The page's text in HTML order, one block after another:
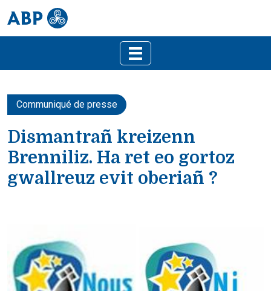
Communiqué de presse
Dismantrañ kreizenn
Brenniliz. Ha ret eo gortoz
gwallreuz evit oberiañ ?